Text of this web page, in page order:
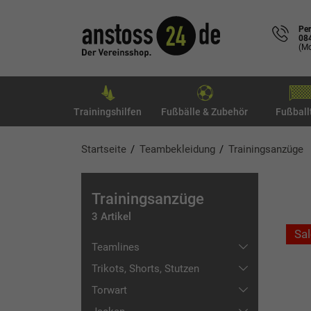
Trainingshilfen Fußbälle & Zubehör
Startseite Teambekleidung Trainingsanzüge
Trainingsanzüge
3 Artikel
Teamlines
JAKO
adidas
Trikots, Shorts, Stutzen
Trikots
Torwart